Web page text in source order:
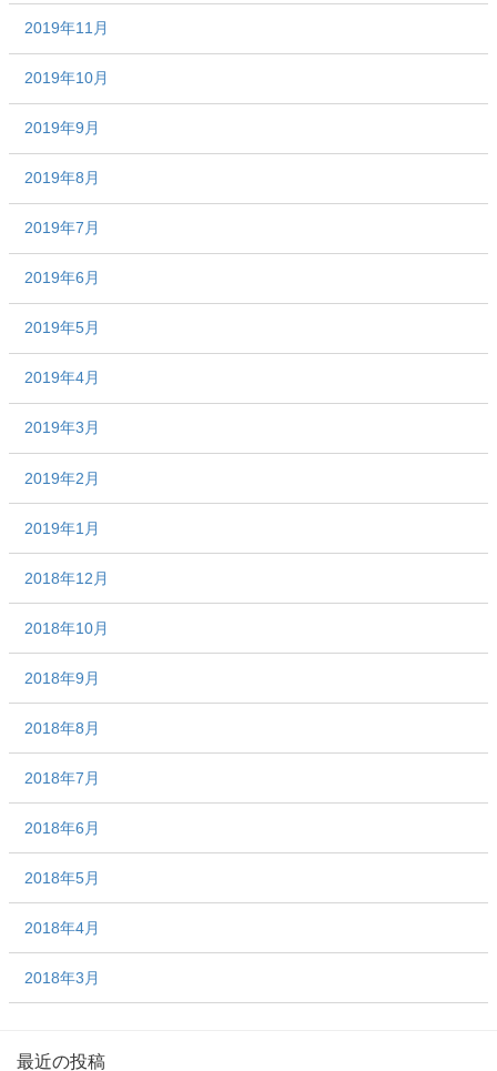
2019年11月
2019年10月
2019年9月
2019年8月
2019年7月
2019年6月
2019年5月
2019年4月
2019年3月
2019年2月
2019年1月
2018年12月
2018年10月
2018年9月
2018年8月
2018年7月
2018年6月
2018年5月
2018年4月
2018年3月
最近の投稿